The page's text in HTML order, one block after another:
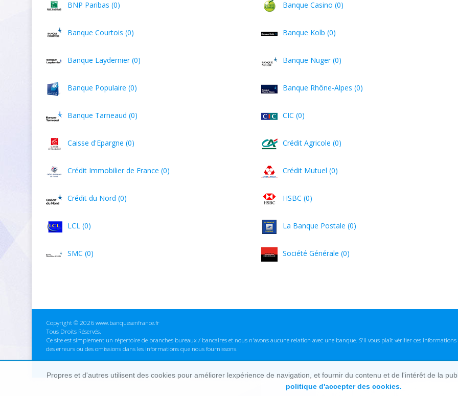
BNP Paribas (0) Banque Casino (0)
Banque Courtois (0) Banque Kolb (0)
Banque Laydernier (0) Banque Nuger (0)
Banque Populaire (0) Banque Rhône-Alpes (0)
Banque Tarneaud (0) CIC (0)
Caisse d'Epargne (0) Crédit Agricole (0)
Crédit Immobilier de France (0) Crédit Mutuel (0)
Crédit du Nord (0) HSBC (0)
LCL (0) La Banque Postale (0)
SMC (0) Société Générale (0)
Copyright © 2026 www.banquesenfrance.fr
Tous Droits Réservés.
Ce site est simplement un répertoire de branches bureaux / bancaires et nous n'avons aucune relation avec une banque. S'il vous plaît vérifier ces
des erreurs ou des omissions dans les informations que nous fournissons.
Propres et d'autres utilisent des cookies pour améliorer lexpérience de navigation, et fournir du contenu et de l'intérêt de la
politique d'accepter des cookies.